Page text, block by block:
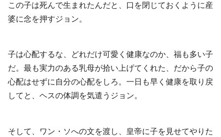
この子は死んで生まれたんだと、口を閉じておくように産
婆に念を押すジョン。
子は心配するな、どれだけ可愛く健康なのか、福も多い子
だ。最も実力のある乳母が拾い上げてくれた、だから子の
心配はせずに自分の心配をしろ。一日も早く健康を取り戻
してと、ヘスの体調を気遣うジョン。
そして、ワン・ソへの文を渡し、皇帝に子を見せてやりた